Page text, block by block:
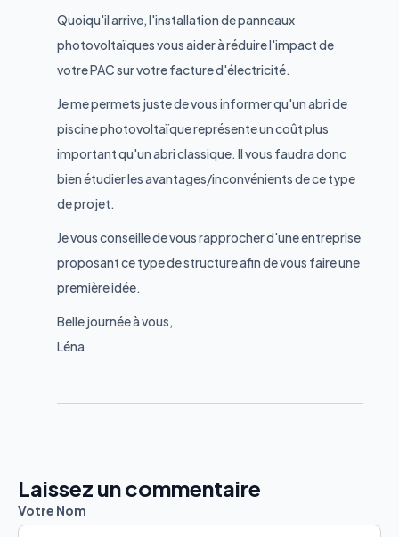
Quoiqu'il arrive, l'installation de panneaux
photovoltaïques vous aider à réduire l'impact de
votre PAC sur votre facture d'électricité.
Je me permets juste de vous informer qu'un abri de
piscine photovoltaïque représente un coût plus
important qu'un abri classique. Il vous faudra donc
bien étudier les avantages/inconvénients de ce type
de projet.
Je vous conseille de vous rapprocher d'une entreprise
proposant ce type de structure afin de vous faire une
première idée.
Belle journée à vous,
Léna
Laissez un commentaire
Votre Nom